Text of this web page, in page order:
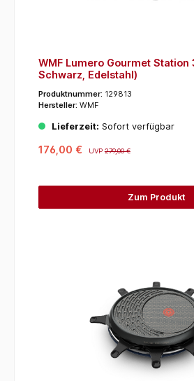
WMF Lumero Gourmet Station
Schwarz, Edelstahl)
Produktnummer: 129813
Hersteller: WMF
Lieferzeit: Sofort verfügbar
176,00 € UVP279,00 €
Zum Produkt